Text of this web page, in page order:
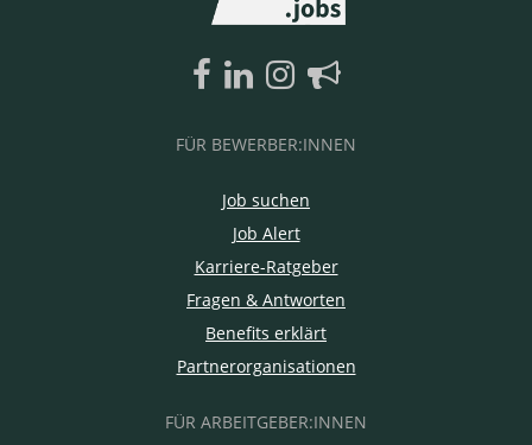
FÜR BEWERBER:INNEN
Job suchen
Job Alert
Karriere-Ratgeber
Fragen & Antworten
Benefits erklärt
Partnerorganisationen
FÜR ARBEITGEBER:INNEN